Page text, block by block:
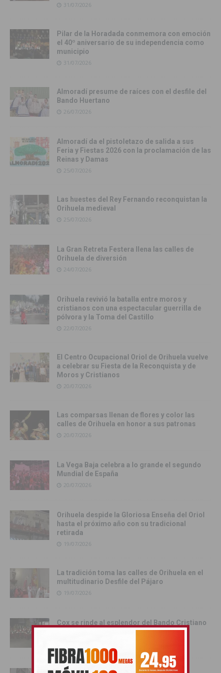
31/07/2026
Pilar de la Horadada conmemora con emoción
el 40º aniversario de su independencia como
municipio
31/07/2026
Almoradí presume de raíces con el desfile del
Bando Huertano
26/07/2026
Almoradí da el pistoletazo de salida a sus
Feria y Fiestas 2026 con la proclamación de las
Reinas y Damas
25/07/2026
Las huestes del Rey Fernando reconquistan la
Orihuela medieval
25/07/2026
La Gran Retreta Festera llena las calles de
Orihuela de diversión
24/07/2026
Orihuela revivió la batalla entre moros y
cristianos con una espectacular guerrilla de
pólvora y la Toma del Castillo
22/07/2026
El Centro Ocupacional Oriol de Orihuela vuelve
a celebrar su Fiesta de la Reconquista y de
Moros y Cristianos
20/07/2026
Las comparsas llenan de flores y color las
calles de Orihuela en honor a sus patronas
20/07/2026
La Vega Baja celebra a lo grande el segundo
Mundial de España
20/07/2026
Orihuela despide la Gloriosa Enseña del Oriol
hasta el próximo año con su tradicional
retirada
19/07/2026
La tradición toma las calles de Orihuela en el
multitudinario Desfile del Pájaro
19/07/2026
Cox se rinde al esplendor del Bando Cristiano